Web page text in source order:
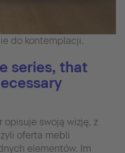
do kontemplacji.
series, that
opisuje swoją wizję, z
oferta mebli
elementów. Im